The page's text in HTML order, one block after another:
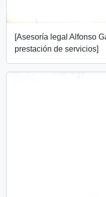
[Asesoría legal Alfonso
prestación de servicios]